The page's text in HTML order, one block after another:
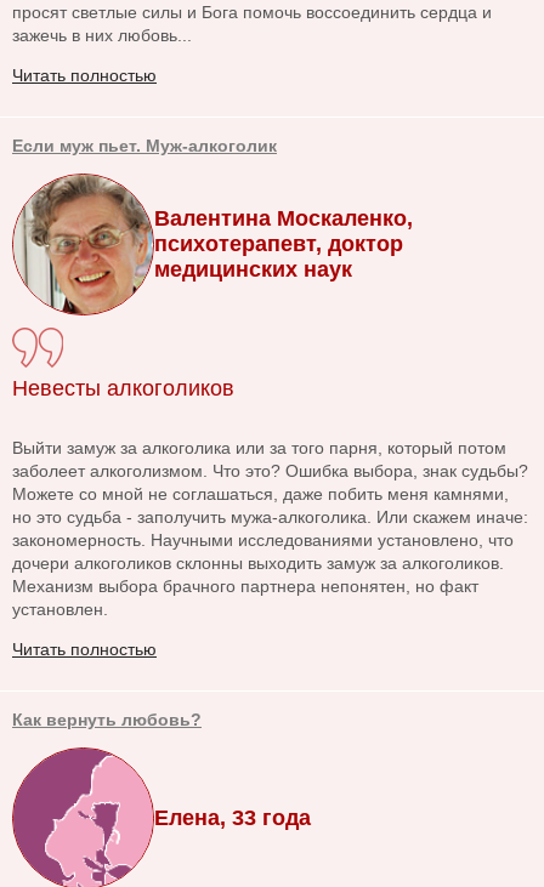
просят светлые силы и Бога помочь воссоединить сердца и
зажечь в них любовь...
Читать полностью
Если муж пьет. Муж-алкоголик
Валентина Москаленко,
психотерапевт, доктор
медицинских наук
Невесты алкоголиков
Выйти замуж за алкоголика или за того парня, который потом
заболеет алкоголизмом. Что это? Ошибка выбора, знак судьбы?
Можете со мной не соглашаться, даже побить меня камнями,
но это судьба - заполучить мужа-алкоголика. Или скажем иначе:
закономерность. Научными исследованиями установлено, что
дочери алкоголиков склонны выходить замуж за алкоголиков.
Механизм выбора брачного партнера непонятен, но факт
установлен.
Читать полностью
Как вернуть любовь?
Елена, 33 года